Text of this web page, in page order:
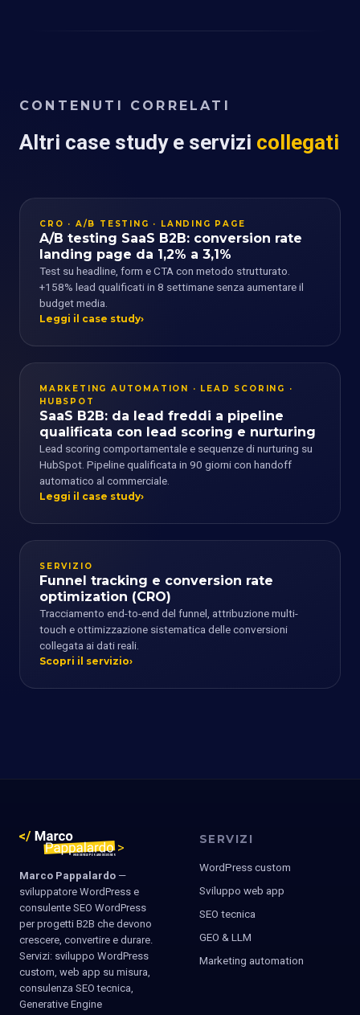
CONTENUTI CORRELATI
Altri case study e servizi collegati
CRO · A/B TESTING · LANDING PAGE
A/B testing SaaS B2B: conversion rate
landing page da 1,2% a 3,1%
Test su headline, form e CTA con metodo strutturato.
+158% lead qualificati in 8 settimane senza aumentare il
budget media.
Leggi il case study
MARKETING AUTOMATION · LEAD SCORING ·
HUBSPOT
SaaS B2B: da lead freddi a pipeline
qualificata con lead scoring e nurturing
Lead scoring comportamentale e sequenze di nurturing su
HubSpot. Pipeline qualificata in 90 giorni con handoff
automatico al commerciale.
Leggi il case study
SERVIZIO
Funnel tracking e conversion rate
optimization (CRO)
Tracciamento end-to-end del funnel, attribuzione multi-
touch e ottimizzazione sistematica delle conversioni
collegata ai dati reali.
Scopri il servizio
Marco Pappalardo —
sviluppatore WordPress e
consulente SEO WordPress
per progetti B2B che devono
crescere, convertire e durare.
Servizi: sviluppo WordPress
custom, web app su misura,
consulenza SEO tecnica,
Generative Engine
SERVIZI
WordPress custom
Sviluppo web app
SEO tecnica
GEO & LLM
Marketing automation